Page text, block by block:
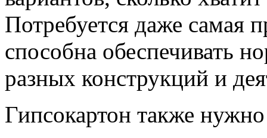
Потребуется даже самая
способна обеспечивать
разных конструкций и
Гипсокартон также